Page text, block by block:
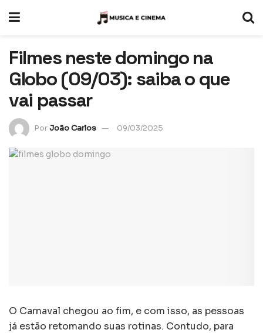
Filmes neste domingo na
Globo (09/03): saiba o que
vai passar
PorJoão Carlos 09/03/2025
O Carnaval chegou ao fim, e com isso, as pessoas
já estão retomando suas rotinas. Contudo, para